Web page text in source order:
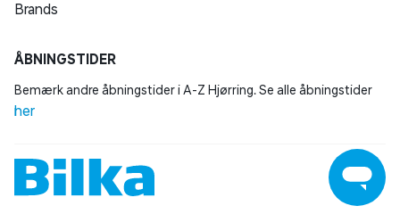
Brands
ÅBNINGSTIDER
Bemærk andre åbningstider i A-Z Hjørring. Se alle åbningstider
her